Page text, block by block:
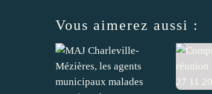
Vous aimerez aussi :